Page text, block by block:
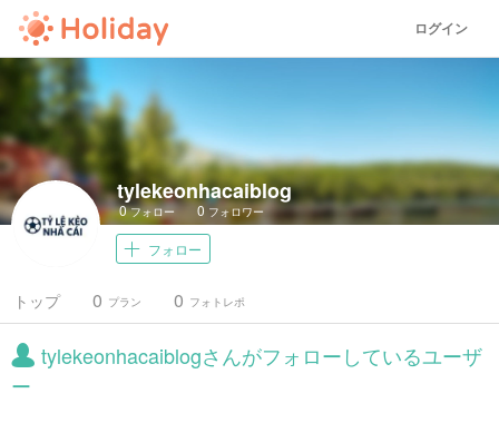
ログイン
tylekeonhacaiblog
0フォロー 0 フォロワー
フォロー
トップ プラン
0 フォトレポ
0
tylekeonhacaiblogさんがフォローしているユーザ
ー